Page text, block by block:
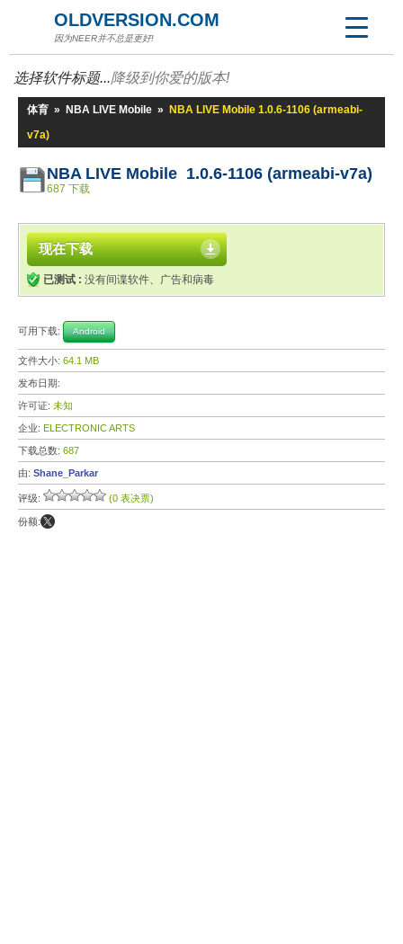
OLDVERSION.COM
因为NEER并不总是更好!
选择软件标题...降级到你爱的版本!
体育 » NBA LIVE Mobile »
NBA LIVE Mobile 1.0.6-1106 (armeabi-
v7a)
NBA LIVE Mobile 1.0.6-1106 (armeabi-v7a)
687 下载
现在下载
已测试 : 没有间谍软件、广告和病毒
可用下载: Android
文件大小: 64.1 MB
发布日期:
许可证: 未知
企业: ELECTRONIC ARTS
下载总数: 687
由: Shane_Parkar
评级: (0 表决票)
份额: